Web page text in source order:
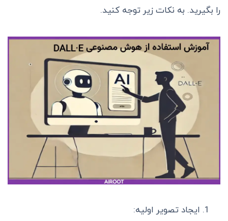
را بگیرید. به نکات زیر توجه کنید.
ایجاد تصویر اولیه: